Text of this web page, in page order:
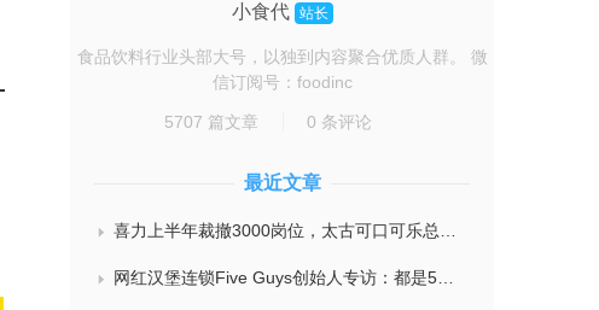
小食代 站长
食品饮料行业头部大号，以独到内容聚合优质人群。 微
信订阅号：foodinc
5707 篇文章 0 条评论
最近文章
喜力上半年裁撤3000岗位，太古可口可乐总裁说饮料品类增长态势良好，华润饮料下半年要打三场关键战役，帝亚吉欧新帅努力应对白酒市场影响
网红汉堡连锁Five Guys创始人专访：都是5个儿子和妻子在打理，绝不会与麦当劳正面竞争，要公司上市或卖盘的建议不时出现